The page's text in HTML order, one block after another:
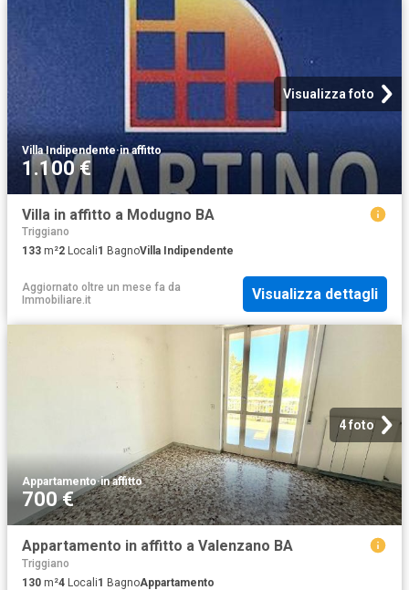
Visualizza foto
Villa Indipendente·in affitto
1.100 €
Villa in affitto a Modugno BA
Triggiano
133 m²2 Locali1 BagnoVilla Indipendente
Aggiornato oltre un mese fa da
Immobiliare.it
Visualizza dettagli
4 foto
Appartamento·in affitto
700 €
Appartamento in affitto a Valenzano BA
Triggiano
130 m²4 Locali1 BagnoAppartamento